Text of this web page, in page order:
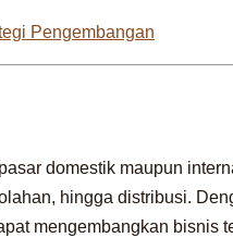
Pengembangan
domestik maupun
hingga distribusi.
mengembangkan bisnis